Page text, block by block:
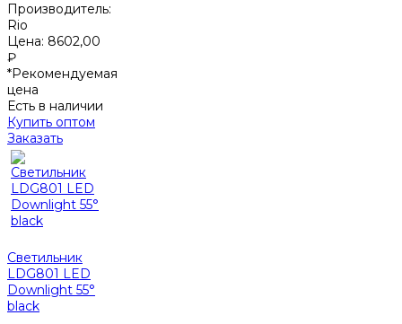
Производитель:
Rio
Цена: 8602,00
₽
*Рекомендуемая
цена
Есть в наличии
Купить оптом
Заказать
Светильник
LDG801 LED
Downlight 55°
black